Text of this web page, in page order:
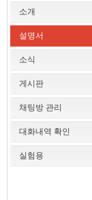
소개
설명서
소식
게시판
채팅방 관리
대화내역 확인
실험용